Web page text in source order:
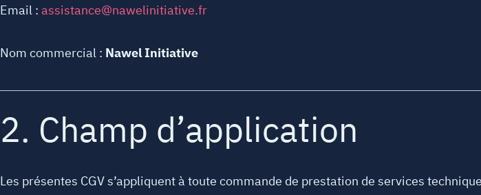
Email :assistance@nawelinitiative.fr
Nom commercial : Nawel Initiative
2. Champ d’application
Les présentes CGV s’appliquent à toute commande de prestation de services